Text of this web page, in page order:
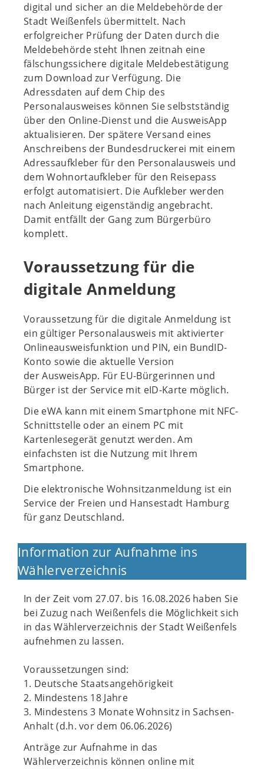
digital und sicher an die Meldebehörde der
Stadt Weißenfels übermittelt. Nach
erfolgreicher Prüfung der Daten durch die
Meldebehörde steht Ihnen zeitnah eine
fälschungssichere digitale Meldebestätigung
zum Download zur Verfügung. Die
Adressdaten auf dem Chip des
Personalausweises können Sie selbstständig
über den Online‐Dienst und die AusweisApp
aktualisieren. Der spätere Versand eines
Anschreibens der Bundesdruckerei mit einem
Adressaufkleber für den Personalausweis und
dem Wohnortaufkleber für den Reisepass
erfolgt automatisiert. Die Aufkleber werden
nach Anleitung eigenständig angebracht.
Damit entfällt der Gang zum Bürgerbüro
komplett.
Voraussetzung für die
digitale Anmeldung
Voraussetzung für die digitale Anmeldung ist
ein gültiger Personalausweis mit aktivierter
Onlineausweisfunktion und PIN, ein BundID-
Konto sowie die aktuelle Version
der AusweisApp. Für EU-Bürgerinnen und
Bürger ist der Service mit eID-Karte möglich.
Die eWA kann mit einem Smartphone mit NFC-
Schnittstelle oder an einem PC mit
Kartenlesegerät genutzt werden. Am
einfachsten ist die Nutzung mit Ihrem
Smartphone.
Die elektronische Wohnsitzanmeldung ist ein
Service der Freien und Hansestadt Hamburg
für ganz Deutschland.
Information zur Aufnahme ins
Wählerverzeichnis
In der Zeit vom 27.07. bis 16.08.2026 haben Sie
bei Zuzug nach Weißenfels die Möglichkeit sich
in das Wählerverzeichnis der Stadt Weißenfels
aufnehmen zu lassen.
Voraussetzungen sind:
1. Deutsche Staatsangehörigkeit
2. Mindestens 18 Jahre
3. Mindestens 3 Monate Wohnsitz in Sachsen-
Anhalt (d.h. vor dem 06.06.2026)
Anträge zur Aufnahme in das
Wählerverzeichnis können online mit